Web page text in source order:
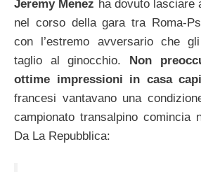
Jeremy Menez ha dovuto lasciare
nel corso della gara tra Roma-
con l’estremo avversario che
taglio al ginocchio. Non
ottime impressioni in casa
francesi vantavano una
campionato transalpino comincia
Da La Repubblica: